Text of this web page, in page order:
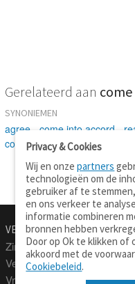
Gerelateerd aan
SYNONIEMEN
agree come into accord
concur-hold
VERTALEN.NU
Zinnen vertalen
Verklarend woordenboek
Vraagbaak
Privacy & Cookies
Wij en onzepartners
technologieën om de
gebruiker af te
en ons verkeer te
informatie combineren
bronnen hebben
Door op Ok te klikken of
akkoord met de
Cookiebeleid.